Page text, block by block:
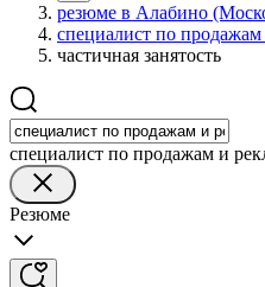
резюме в Алабино
специалист по
частичная занятость
специалист по продажам и
Резюме